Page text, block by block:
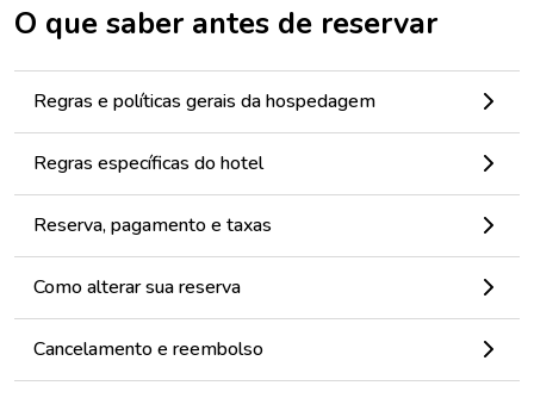
O que saber antes de reservar
Regras e políticas gerais da hospedagem
Regras específicas do hotel
Reserva, pagamento e taxas
Como alterar sua reserva
Cancelamento e reembolso